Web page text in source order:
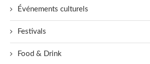
Événements culturels
Festivals
Food & Drink